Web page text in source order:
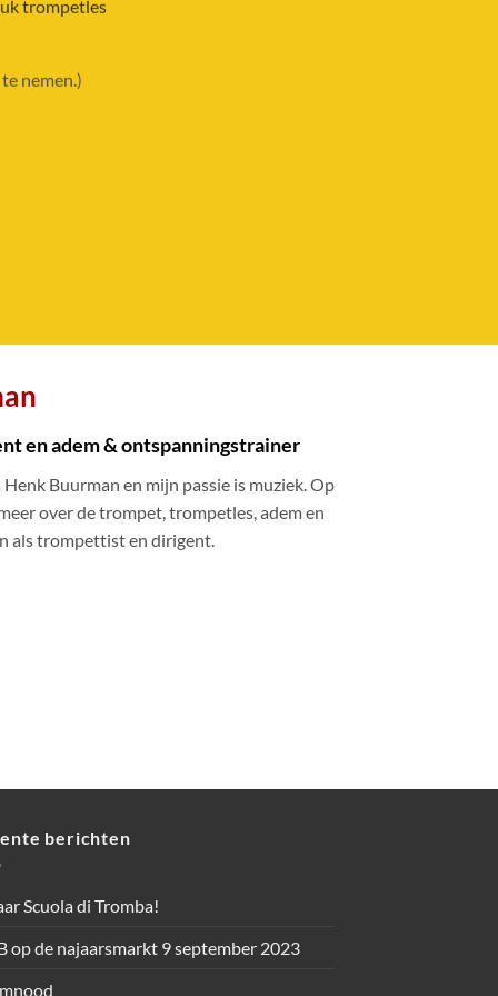
trompetles
nemen.)
en adem & ontspanningstrainer
Buurman en mijn passie is muziek. Op
over de trompet, trompetles, adem en
als trompettist en dirigent.
berichten
Scuola di Tromba!
op de najaarsmarkt 9 september 2023